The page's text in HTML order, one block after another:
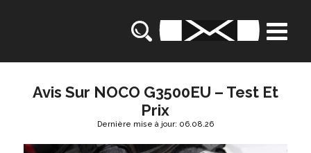
Avis Sur NOCO G3500EU – Test Et
Prix
Dernière mise à jour: 06.08.26